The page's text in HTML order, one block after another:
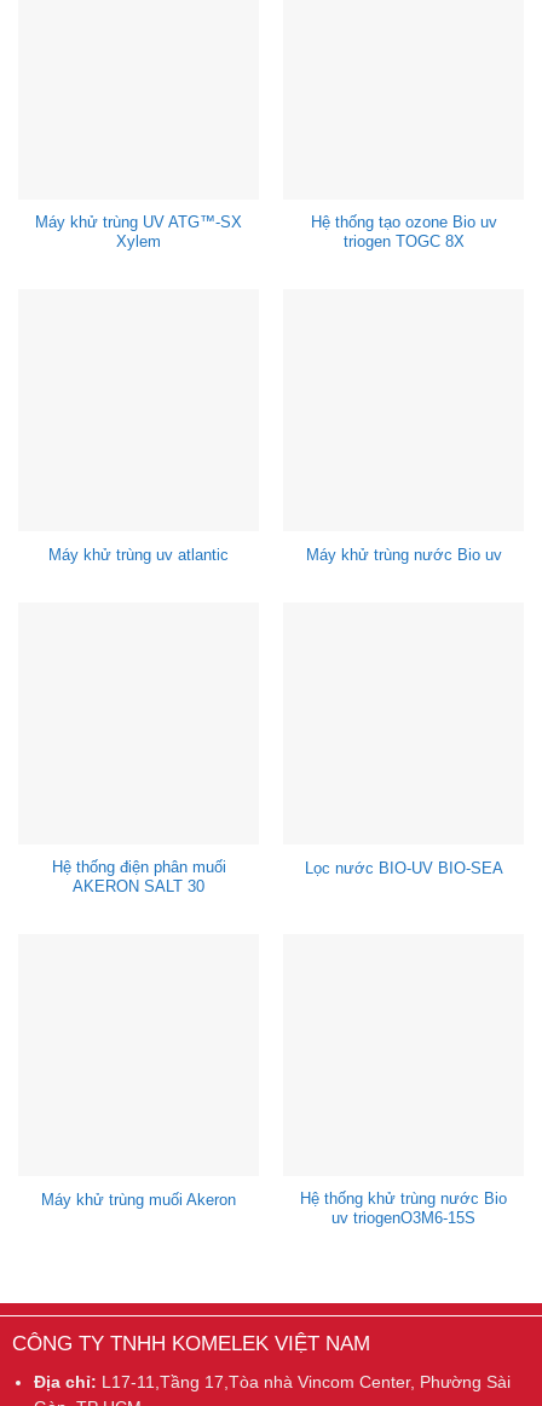
Máy khử trùng UV ATG™-SX
Xylem
Hệ thống tạo ozone Bio uv
triogen TOGC 8X
Máy khử trùng uv atlantic Máy khử trùng nước Bio uv
Hệ thống điện phân muối
AKERON SALT 30
Lọc nước BIO-UV BIO-SEA
Máy khử trùng muối Akeron
Hệ thống khử trùng nước Bio
uv triogenO3M6-15S
CÔNG TY TNHH KOMELEK VIỆT NAM
Địa chỉ: L17-11,Tầng 17,Tòa nhà Vincom Center, Phường Sài